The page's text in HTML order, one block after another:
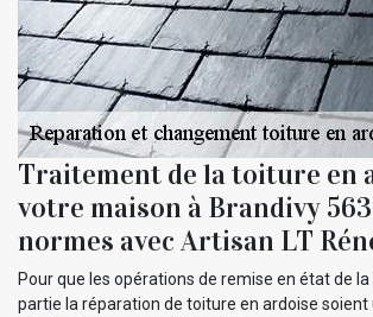
Traitement de la toiture en
votre maison à Brandivy
normes avec Artisan LT
Pour que les opérations de remise en état de
partie la réparation de toiture en ardoise